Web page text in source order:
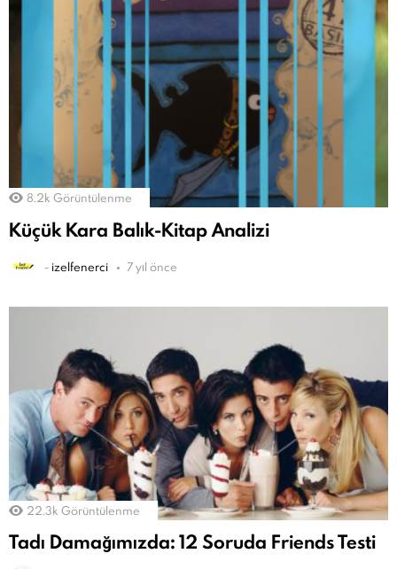
8.2k Görüntülenme
Küçük Kara Balık-Kitap Analizi
- izelfenerci 7 yıl önce
22.3k Görüntülenme
Tadı Damağımızda: 12 Soruda Friends Testi